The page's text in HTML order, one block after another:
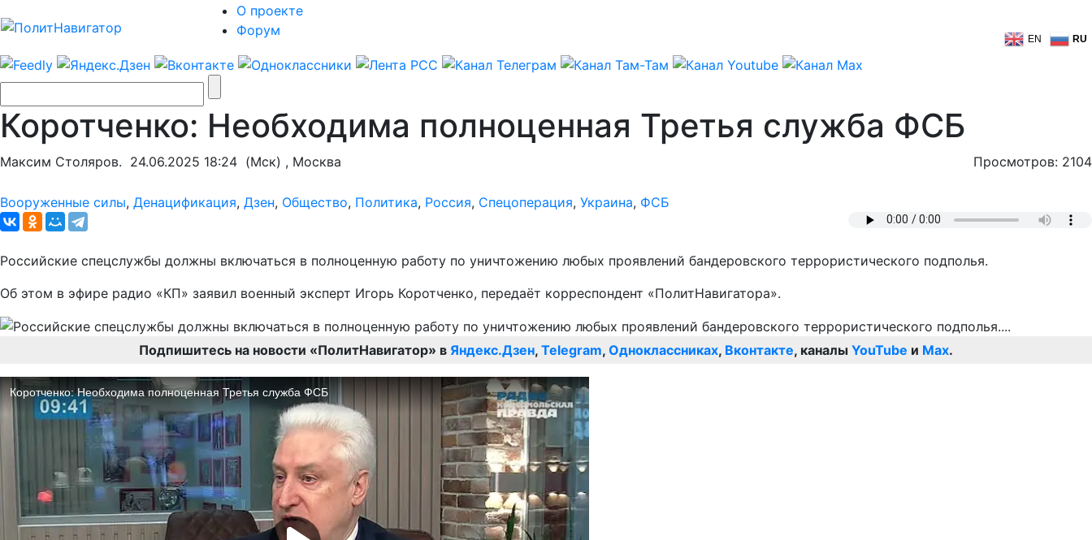
О проекте
Форум
EN RU
Коротченко: Необходима полноценная Третья служба ФСБ
Максим Столяров. 24.06.2025 18:24 (Мск) , Москва Просмотров: 2104
Вооруженные силы, Денацификация, Дзен, Общество, Политика, Россия, Спецоперация, Украина, ФСБ
Российские спецслужбы должны включаться в полноценную работу по уничтожению любых проявлений бандеровского террористического подполья.
Об этом в эфире радио «КП» заявил военный эксперт Игорь Коротченко, передаёт корреспондент «ПолитНавигатора».
Подпишитесь на новости «ПолитНавигатор» в Яндекс.Дзен, Telegram, Одноклассниках, Вконтакте, каналы YouTube и Max.